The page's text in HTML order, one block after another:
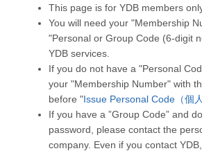
This page is for YDB members
You will need your "Membership
"Personal or Group Code (6-digit
YDB services.
If you do not have a "Personal
your "Membership Number" with
before "Issue Personal Code（個
If you have a ”Group Code” and
password, please contact the
company. Even if you contact